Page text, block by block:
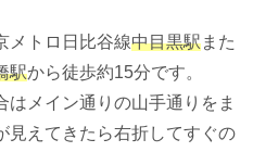
メトロ日比谷線中目黒駅また
駅から徒歩約15分です。
メイン通りの山手通りをま
見えてきたら右折してすぐの